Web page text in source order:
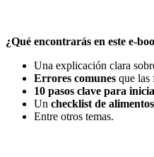
¿Qué encontrarás en este e-
Una explicación clara
Errores comunes que las
10 pasos clave para
Un checklist de alimentos
Entre otros temas.